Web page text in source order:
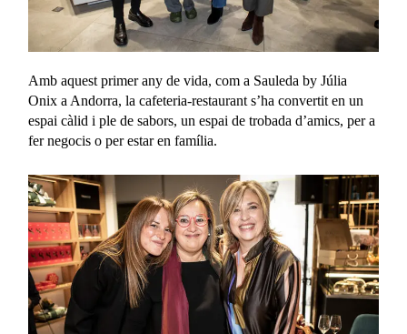
Amb aquest primer any de vida, com a Sauleda by Júlia
Onix a Andorra, la cafeteria-restaurant s’ha convertit en un
espai càlid i ple de sabors, un espai de trobada d’amics, per a
fer negocis o per estar en família.